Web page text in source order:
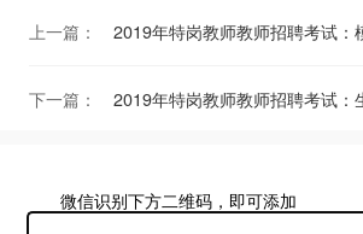
上一篇： 2019年特岗教师教师招聘考试：
下一篇： 2019年特岗教师教师招聘考试：
微信识别下方二维码，即可添加